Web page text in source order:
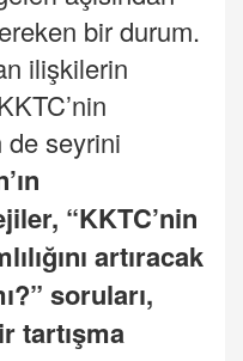
bir durum.
ilişkilerin
de seyrini
“KKTC’nin
artıracak
soruları,
tartışma